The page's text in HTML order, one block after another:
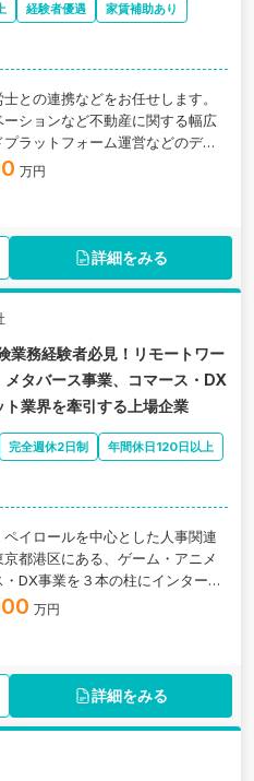
経験者優遇
家賃補助あり
との連携などをお任せします。
ションなど不動産に関する幅広
ラットフォーム運営などのデジ
いる企業の求人です。
万円
詳細をみる
業務経験者必見！リモートワー
タバース事業、コマース・DX
業界を牽引する上場企業
完全週休2日制
年間休日120日以上
イロールを中心とした人事関連
都港区にある、ゲーム・アニメ
DX事業を３本の柱にインターネ
業の求人です。
万円
詳細をみる